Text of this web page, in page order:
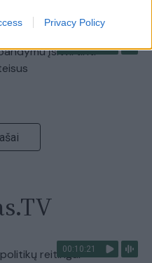
Privacy Policy
00:15:54
įsitvirtinti
00:10:21
reitingai